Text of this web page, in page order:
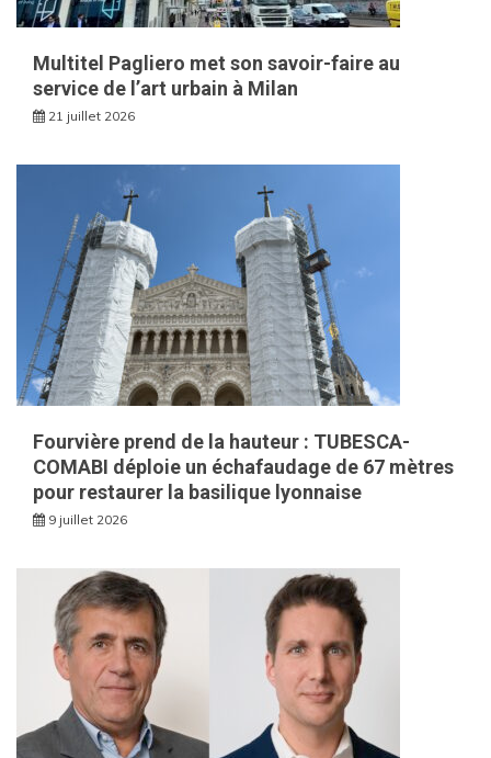
Multitel Pagliero met son savoir-faire au
service de l’art urbain à Milan
21 juillet 2026
Fourvière prend de la hauteur : TUBESCA-
COMABI déploie un échafaudage de 67 mètres
pour restaurer la basilique lyonnaise
9 juillet 2026